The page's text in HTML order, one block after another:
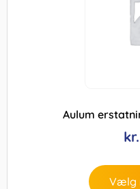
Aulum
kr.
Vælg